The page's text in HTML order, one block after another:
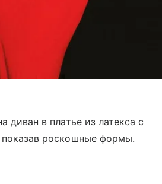
диван в платье из латекса с
показав роскошные формы.